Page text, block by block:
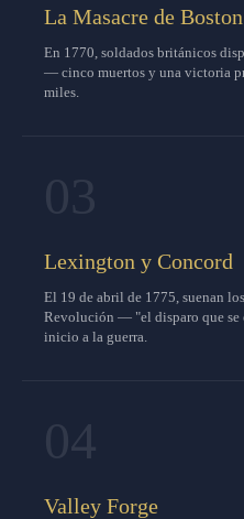
La Masacre de Boston
En 1770, soldados británicos
— cinco muertos y una victoria
miles.
Lexington y Concord
El 19 de abril de 1775, suenan
Revolución — "el disparo que se
inicio a la guerra.
Valley Forge